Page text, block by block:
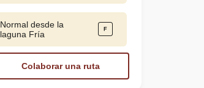
Normal desde la
laguna Fría
Colaborar una ruta